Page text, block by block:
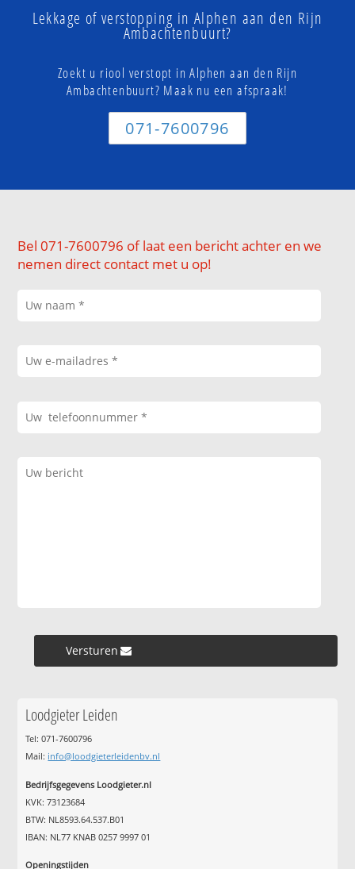
Lekkage of verstopping in Alphen aan den Rijn
Ambachtenbuurt?
Zoekt u riool verstopt in Alphen aan den Rijn
Ambachtenbuurt? Maak nu een afspraak!
071-7600796
Bel 071-7600796 of laat een bericht achter en we
nemen direct contact met u op!
Versturen »
Loodgieter Leiden
Tel: 071-7600796
Mail: info@loodgieterleidenbv.nl
Bedrijfsgegevens Loodgieter.nl
KVK: 73123684
BTW: NL8593.64.537.B01
IBAN: NL77 KNAB 0257 9997 01
Openingstijden